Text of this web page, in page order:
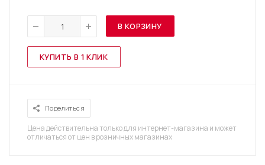
В КОРЗИНУ
КУПИТЬ В 1 КЛИК
Поделиться
Цена действительна только для интернет-магазина и может
отличаться от цен в розничных магазинах